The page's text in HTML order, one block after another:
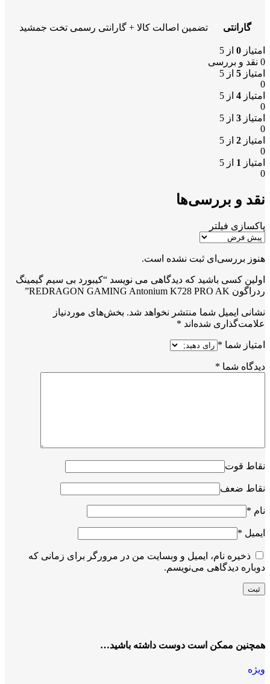
گارانتی تضمین اصالت کالا + گارانتی رسمی تخت جمشید
امتیاز 0 از 5
0 نقد و بررسی
امتیاز 5 از 5
0
امتیاز 4 از 5
0
امتیاز 3 از 5
0
امتیاز 2 از 5
0
امتیاز 1 از 5
0
نقد و بررسی‌ها
پاکسازی فیلتر
هنوز بررسی‌ای ثبت نشده است.
اولین کسی باشید که دیدگاهی می نویسد “کیبورد بی سیم گیمینگ
ردراگون REDRAGON GAMING Antonium K728 PRO AK”
نشانی ایمیل شما منتشر نخواهد شد. بخش‌های موردنیاز
علامت‌گذاری شده‌اند *
امتیاز شما *
دیدگاه شما *
نقاط قوت
نقاط ضعف
نام *
ایمیل *
ذخیره نام، ایمیل و وبسایت من در مرورگر برای زمانی که
دوباره دیدگاهی می‌نویسم.
همچنین ممکن است دوست داشته باشید…
ویژه